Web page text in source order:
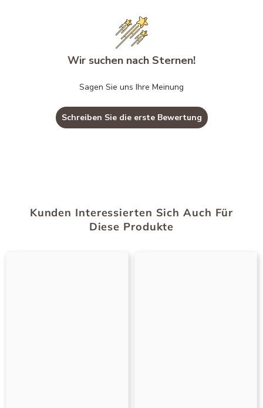
Wir suchen nach Sternen!
Sagen Sie uns Ihre Meinung
Schreiben Sie die erste Bewertung
Kunden Interessierten Sich Auch Für
Diese Produkte